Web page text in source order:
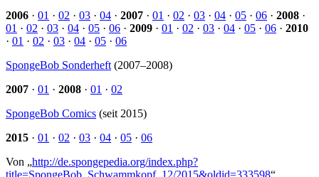
2006 · 01 · 02 · 03 · 04 · 2007 · 01 · 02 · 03 · 04 · 05 · 06 · 2008 ·
01 · 02 · 03 · 04 · 05 · 06 · 2009 · 01 · 02 · 03 · 04 · 05 · 06 · 2010
· 01 · 02 · 03 · 04 · 05 · 06
SpongeBob Sonderheft(2007–2008)
2007 · 01 · 2008 · 01 · 02
SpongeBob Comics (seit 2015)
2015 · 01 · 02 · 03 · 04 · 05 · 06
Von „http://de.spongepedia.org/index.php?